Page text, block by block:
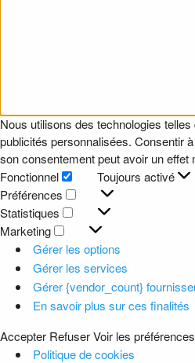
Nous utilisons des technologies
publicités personnalisées. Consentir
son consentement peut avoir un
Fonctionnel
Fonctionnel
Toujours activé
Préférences
Préférences
Statistiques
Statistiques
Marketing
Marketing
Gérer les options
Gérer les services
Gérer {vendor_count}
En savoir plus sur ces finalités
Accepter RefuserVoir les préférences
Politique de cookies